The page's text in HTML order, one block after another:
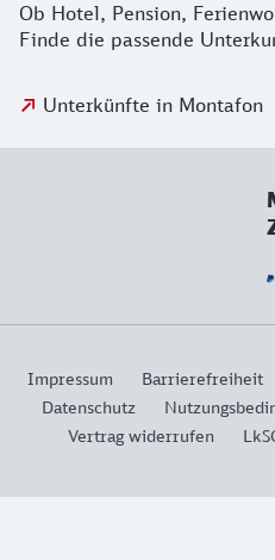
Ob Hotel, Pension,
Finde die passende
Unterkünfte in Montafon
Impressum Barrierefreiheit
Datenschutz
Vertrag widerrufen